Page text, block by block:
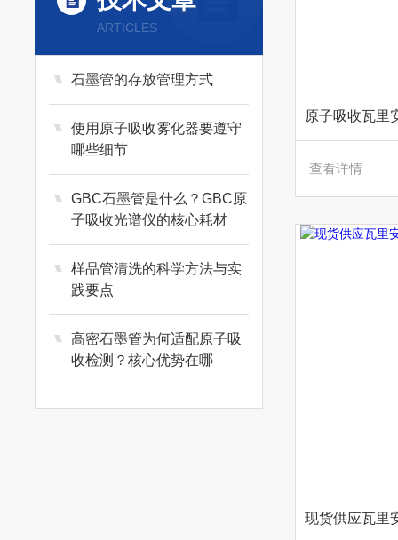
ARTICLES
石墨管的存放管理方式
使用原子吸收雾化器要遵守
哪些细节
GBC石墨管是什么？GBC原
子吸收光谱仪的核心耗材
样品管清洗的科学方法与实
践要点
高密石墨管为何适配原子吸
收检测？核心优势在哪
查看详情